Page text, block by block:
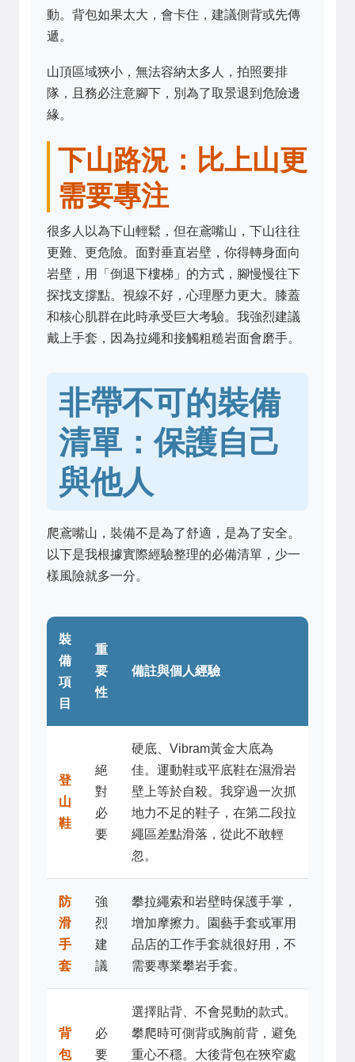
動。背包如果太大，會卡住，建議側背或先傳
遞。
山頂區域狹小，無法容納太多人，拍照要排
隊，且務必注意腳下，別為了取景退到危險邊
緣。
下山路況：比上山更
需要專注
很多人以為下山輕鬆，但在鳶嘴山，下山往往
更難、更危險。面對垂直岩壁，你得轉身面向
岩壁，用「倒退下樓梯」的方式，腳慢慢往下
探找支撐點。視線不好，心理壓力更大。膝蓋
和核心肌群在此時承受巨大考驗。我強烈建議
戴上手套，因為拉繩和接觸粗糙岩面會磨手。
非帶不可的裝備
清單：保護自己
與他人
爬鳶嘴山，裝備不是為了舒適，是為了安全。
以下是我根據實際經驗整理的必備清單，少一
樣風險就多一分。
裝
備
項
目
重
要
性
備註與個人經驗
登
山
鞋
絕
對
必
要
硬底、Vibram黃金大底為
佳。運動鞋或平底鞋在濕滑岩
壁上等於自殺。我穿過一次抓
地力不足的鞋子，在第二段拉
繩區差點滑落，從此不敢輕
忽。
防
滑
手
套
強
烈
建
議
攀拉繩索和岩壁時保護手掌，
增加摩擦力。園藝手套或軍用
品店的工作手套就很好用，不
需要專業攀岩手套。
背
包
必
要
選擇貼背、不會晃動的款式。
攀爬時可側背或胸前背，避免
重心不穩。大後背包在狹窄處